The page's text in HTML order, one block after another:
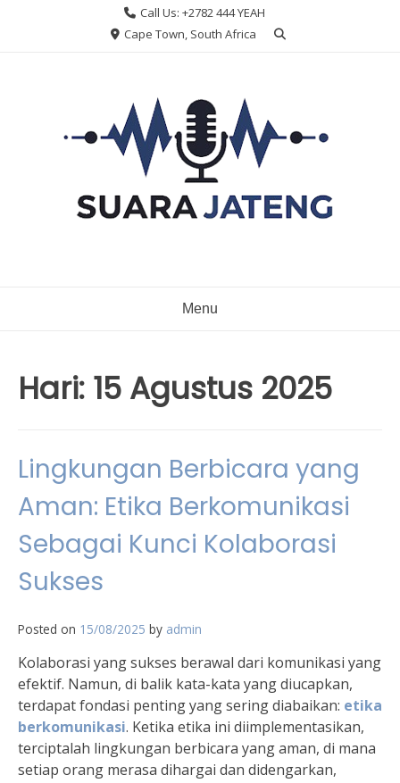
Call Us: +2782 444 YEAH
Cape Town, South Africa
Menu
Hari: 15 Agustus 2025
Lingkungan Berbicara yang
Aman: Etika Berkomunikasi
Sebagai Kunci Kolaborasi
Sukses
Posted on 15/08/2025 by admin
Kolaborasi yang sukses berawal dari komunikasi yang
efektif. Namun, di balik kata-kata yang diucapkan,
terdapat fondasi penting yang sering diabaikan: etika
berkomunikasi. Ketika etika ini diimplementasikan,
terciptalah lingkungan berbicara yang aman, di mana
setiap orang merasa dihargai dan didengarkan,